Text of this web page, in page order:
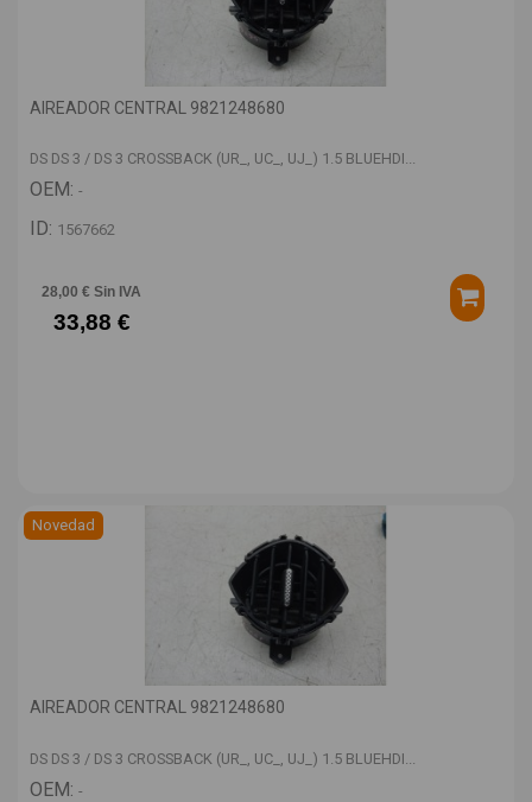
AIREADOR CENTRAL 9821248680
DS DS 3 / DS 3 CROSSBACK (UR_, UC_, UJ_) 1.5 BLUEHDI...
OEM: -
ID: 1567662
28,00 € Sin IVA
33,88 €
Novedad
AIREADOR CENTRAL 9821248680
DS DS 3 / DS 3 CROSSBACK (UR_, UC_, UJ_) 1.5 BLUEHDI...
OEM: -